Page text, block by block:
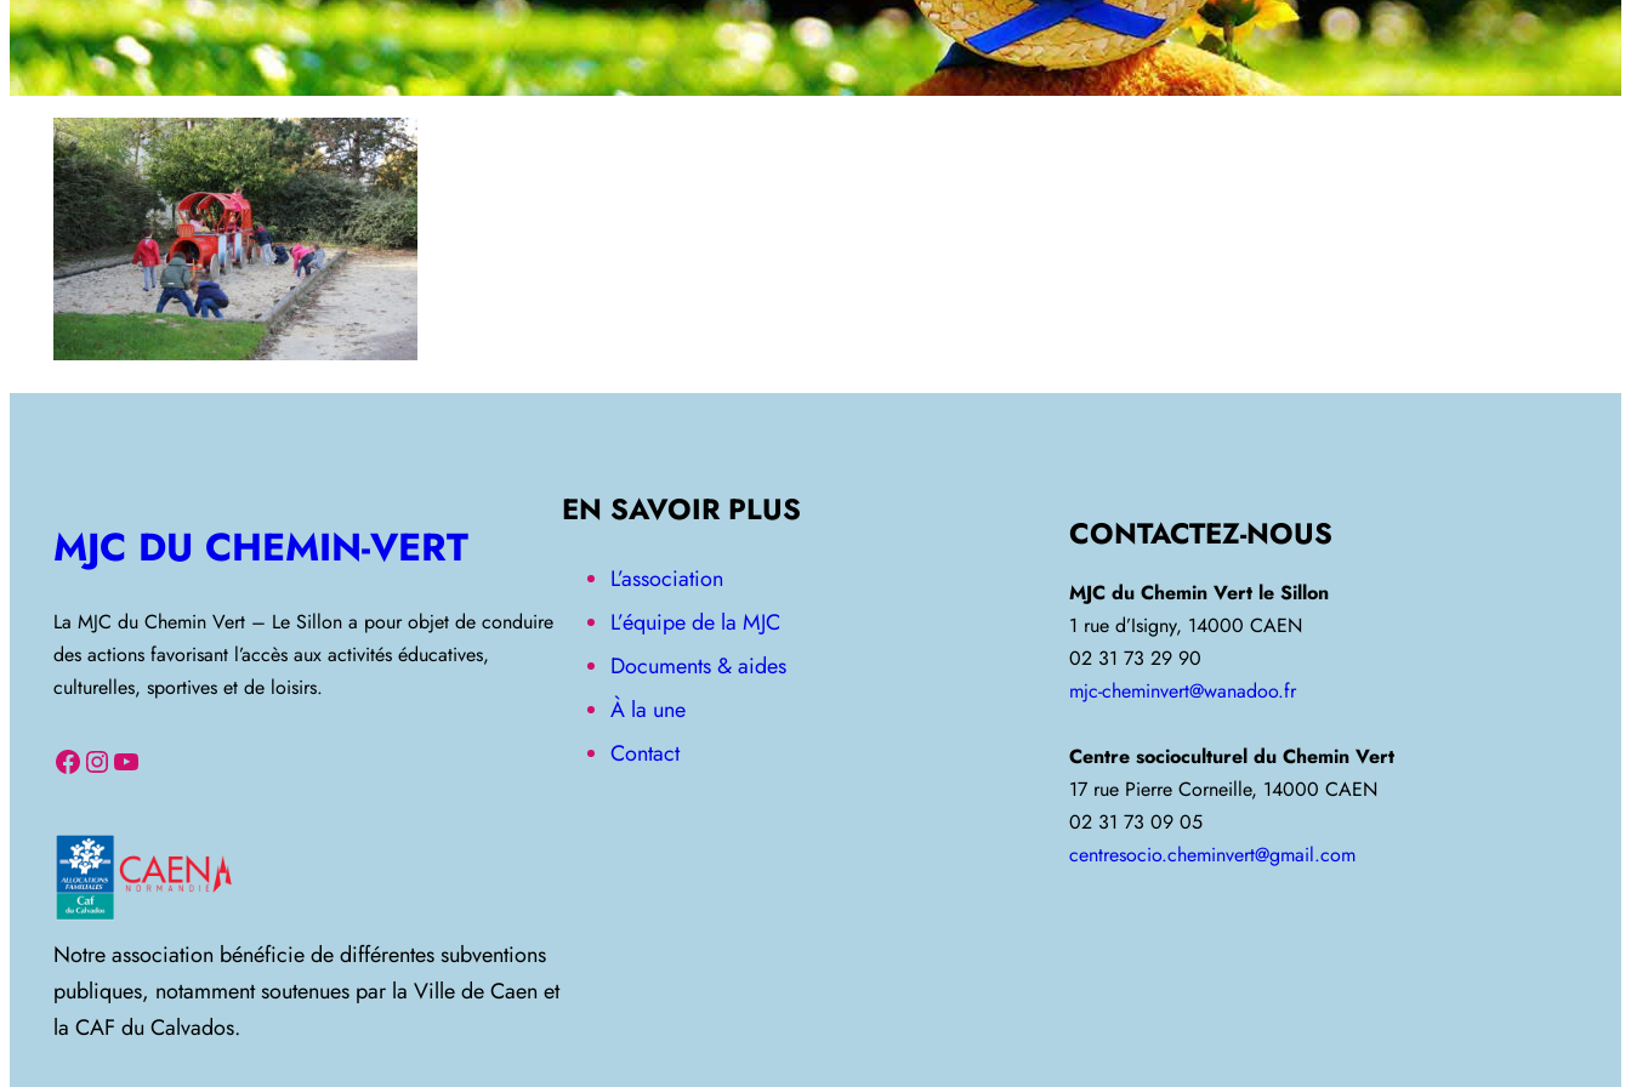
MJC DU CHEMIN-VERT
La MJC du Chemin Vert – Le Sillon a pour objet de conduire
des actions favorisant l’accès aux activités éducatives,
culturelles, sportives et de loisirs.
Facebook Instagram YouTube
Notre association bénéficie de différentes subventions
publiques, notamment soutenues par la Ville de Caen et
la CAF du Calvados.
EN SAVOIR PLUS
L’association
L’équipe de la MJC
Documents & aides
À la une
Contact
CONTACTEZ-NOUS
MJC du Chemin Vert le Sillon
1 rue d’Isigny, 14000 CAEN
02 31 73 29 90
mjc-cheminvert@wanadoo.fr
Centre socioculturel du Chemin Vert
17 rue Pierre Corneille, 14000 CAEN
02 31 73 09 05
centresocio.cheminvert@gmail.com